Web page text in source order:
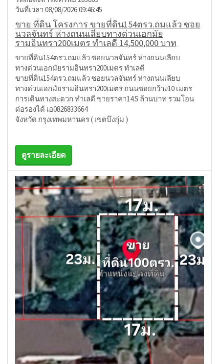
วันที่เวลา 08/08/2026 09:46:45
ขาย ที่ดิน โครงการ ขายที่ดิน154ตรว.ถมแล้ว ซอย
นวลจันทร์ ห่างถนนเลียบทางด่วนเอกมัย
รามอินทรา200เมตร ทำเลดี 14,500,000 บาท
ขายที่ดิน154ตรว.ถมแล้ว ซอยนวลจันทร์ ห่างถนนเลียบ
ทางด่วนเอกมัยรามอินทรา200เมตร ทำเลดี
ขายที่ดิน154ตรว.ถมแล้ว ซอยนวลจันทร์ ห่างถนนเลียบ
ทางด่วนเอกมัยรามอินทรา200เมตร ถนนซอยกว้าง10 เมตร
การเดินทางสะดวก ทำเลดี ขายราคา14.5 ล้านบาท รวมโอน
ต่อรองได้ เอ0826833664
จังหวัด กรุงเทพมหานคร ( เขตบึงกุ่ม )
ดูรายละเอียด